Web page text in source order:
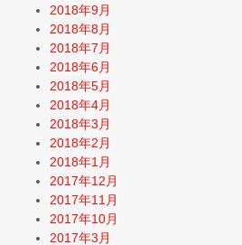
2018年9月
2018年8月
2018年7月
2018年6月
2018年5月
2018年4月
2018年3月
2018年2月
2018年1月
2017年12月
2017年11月
2017年10月
2017年3月